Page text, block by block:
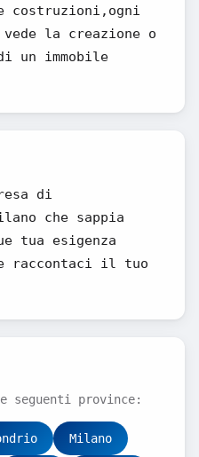
costruzioni,ogni
la creazione o
un immobile
di
che sappia
tua esigenza
e raccontaci il tuo
seguenti province:
Milano